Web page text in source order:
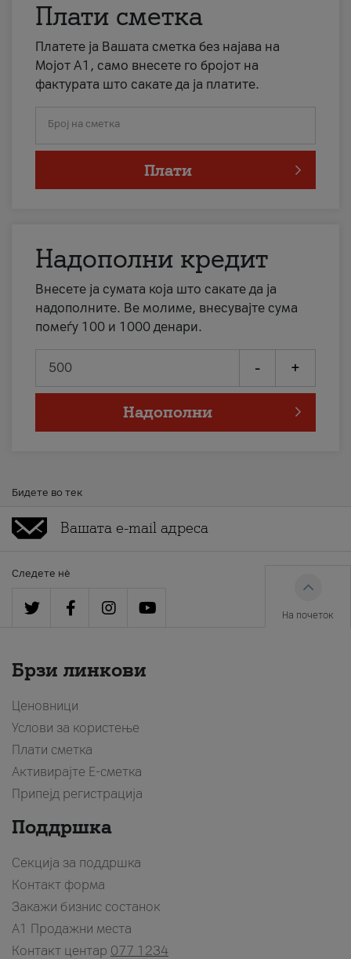
Плати сметка
Платете ја Вашата сметка без најава на
Мојот А1, само внесете го бројот на
фактурата што сакате да ја платите.
Број на сметка
Плати
Надополни кредит
Внесете ја сумата која што сакате да ја
надополните. Ве молиме, внесувајте сума
помеѓу 100 и 1000 денари.
- +
Надополни
Бидете во тек
Следете нè
На почеток
Брзи линкови
Ценовници
Услови за користење
Плати сметка
Активирајте Е-сметка
Припејд регистрација
Поддршка
Секција за поддршка
Контакт форма
Закажи бизнис состанок
A1 Продажни места
Контакт центар 077 1234